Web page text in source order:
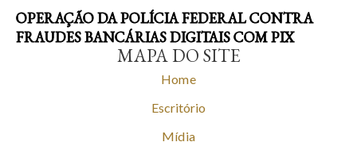
OPERAÇÃO DA POLÍCIA FEDERAL CONTRA
FRAUDES BANCÁRIAS DIGITAIS COM PIX
MAPA DO SITE
Home
Escritório
Mídia